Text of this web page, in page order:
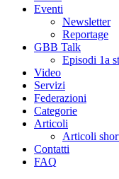
Eventi
Newsletter
Reportage
GBB Talk
Episodi 1a
Video
Servizi
Federazioni
Categorie
Articoli
Articoli
Contatti
FAQ